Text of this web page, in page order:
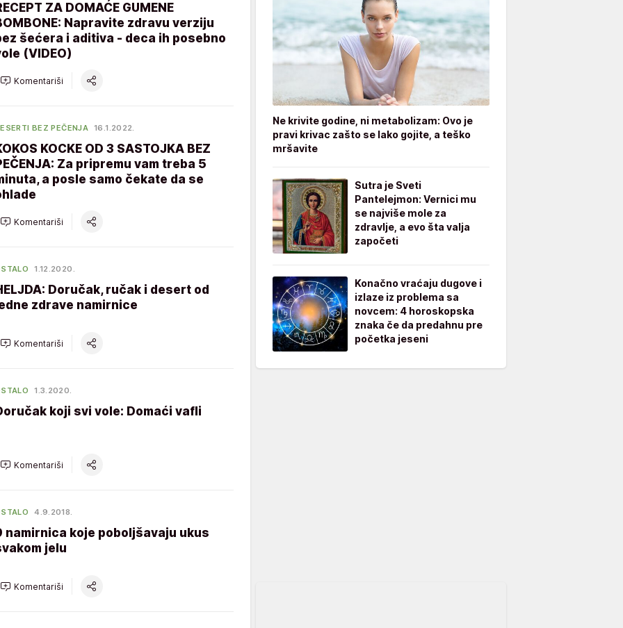
ZA DOMAĆE GUMENE
Napravite zdravu verziju
šećera i aditiva - deca ih posebno
(VIDEO)
Komentariši
BEZ PEČENJA 16.1.2022.
KOCKE OD 3 SASTOJKA BEZ
Za pripremu vam treba 5
a posle samo čekate da se
Komentariši
1.12.2020.
Doručak, ručak i desert od
zdrave namirnice
Komentariši
1.3.2020.
koji svi vole: Domaći vafli
Komentariši
4.9.2018.
namirnica koje poboljšavaju ukus
jelu
Komentariši
Ne krivite godine, ni metabolizam: Ovo je
pravi krivac zašto se lako gojite, a teško
mršavite
Sutra je Sveti
Pantelejmon: Vernici mu
se najviše mole za
zdravlje, a evo šta valja
započeti
Konačno vraćaju dugove i
izlaze iz problema sa
novcem: 4 horoskopska
znaka če da predahnu pre
početka jeseni